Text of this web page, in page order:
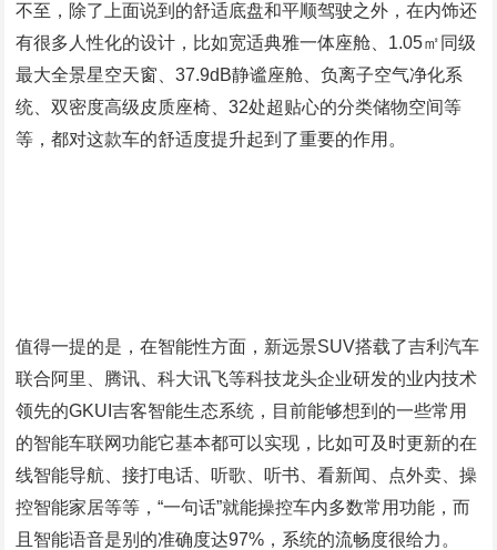
不至，除了上面说到的舒适底盘和平顺驾驶之外，在内饰还
有很多人性化的设计，比如宽适典雅一体座舱、1.05㎡同级
最大全景星空天窗、37.9dB静谧座舱、负离子空气净化系
统、双密度高级皮质座椅、32处超贴心的分类储物空间等
等，都对这款车的舒适度提升起到了重要的作用。
值得一提的是，在智能性方面，新远景SUV搭载了吉利汽车
联合阿里、腾讯、科大讯飞等科技龙头企业研发的业内技术
领先的GKUI吉客智能生态系统，目前能够想到的一些常用
的智能车联网功能它基本都可以实现，比如可及时更新的在
线智能导航、接打电话、听歌、听书、看新闻、点外卖、操
控智能家居等等，“一句话”就能操控车内多数常用功能，而
且智能语音是别的准确度达97%，系统的流畅度很给力。